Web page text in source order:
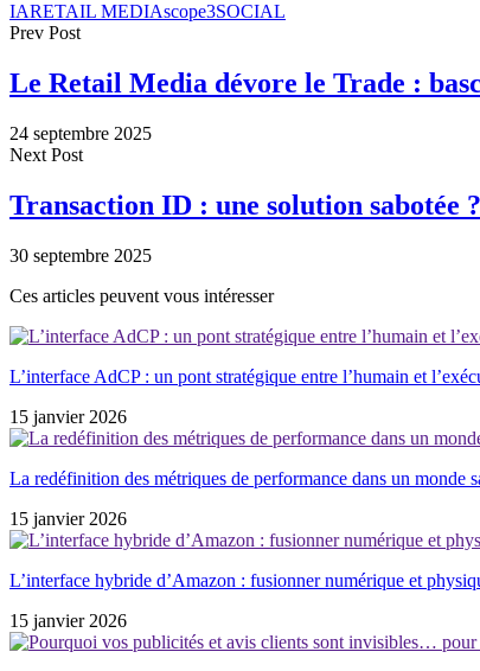
IARETAIL MEDIAscope3SOCIAL
Prev Post
Le Retail Media dévore le Trade :
24 septembre 2025
Next Post
Transaction ID : une solution sabotée
30 septembre 2025
Ces articles peuvent vous intéresser
L’interface AdCP : un pont stratégique entre l’humain et
15 janvier 2026
La redéfinition des métriques de performance dans un monde
15 janvier 2026
L’interface hybride d’Amazon : fusionner numérique et
15 janvier 2026